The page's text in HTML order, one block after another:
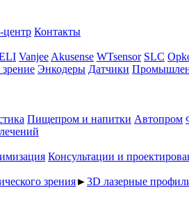
Контакты
Vanjee Akusense WTsensor SLC
Энкодеры Датчики
Пищепром и напитки Автопром
Консультации и
зрения►3D лазерные